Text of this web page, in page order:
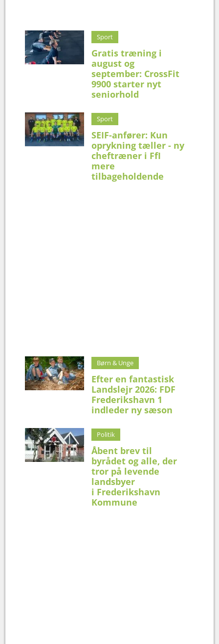
Sport
Gratis træning i
august og
september: CrossFit
9900 starter nyt
seniorhold
Sport
SEIF-anfører: Kun
oprykning tæller - ny
cheftræner i FfI
mere
tilbageholdende
Børn & Unge
Efter en fantastisk
Landslejr 2026: FDF
Frederikshavn 1
indleder ny sæson
Politik
Åbent brev til
byrådet og alle, der
tror på levende
landsbyer
i Frederikshavn
Kommune